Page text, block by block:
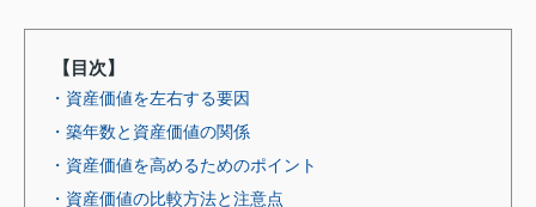
【目次】
・資産価値を左右する要因
・築年数と資産価値の関係
・資産価値を高めるためのポイント
・資産価値の比較方法と注意点